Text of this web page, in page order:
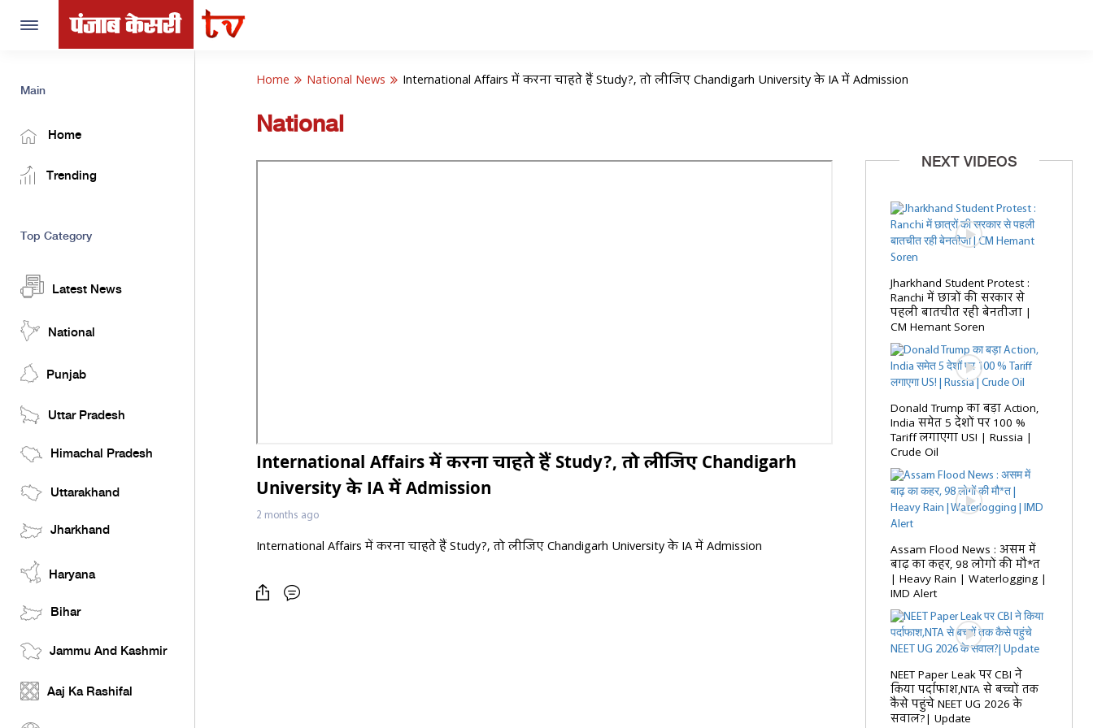
Toggle
Main
Home
Trending
Top Category
Latest News
National
Punjab
Uttar Pradesh
Himachal Pradesh
Uttarakhand
Jharkhand
Haryana
Bihar
Jammu And Kashmir
Aaj Ka Rashifal
Home National News International Affairs में करना चाहते हैं Study?, तो लीजिए Chandigarh University के IA में Admission
National
International Affairs में करना चाहते हैं Study?, तो लीजिए Chandigarh
University के IA में Admission
2 months ago
International Affairs में करना चाहते हैं Study?, तो लीजिए Chandigarh University के IA में Admission
NEXT VIDEOS
Jharkhand Student Protest :
Ranchi में छात्रों की सरकार से
पहली बातचीत रही बेनतीजा |
CM Hemant Soren
Donald Trump का बड़ा Action,
India समेत 5 देशों पर 100 %
Tariff लगाएगा US! | Russia |
Crude Oil
Assam Flood News : असम में
बाढ़ का कहर, 98 लोगों की मौ*त
| Heavy Rain | Waterlogging |
IMD Alert
NEET Paper Leak पर CBI ने
किया पर्दाफाश,NTA से बच्चों तक
कैसे पहुंचे NEET UG 2026 के
सवाल?| Update